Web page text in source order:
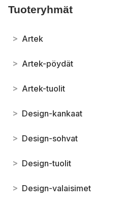
Tuoteryhmät
> Artek
> Artek-pöydät
> Artek-tuolit
> Design-kankaat
> Design-sohvat
> Design-tuolit
> Design-valaisimet